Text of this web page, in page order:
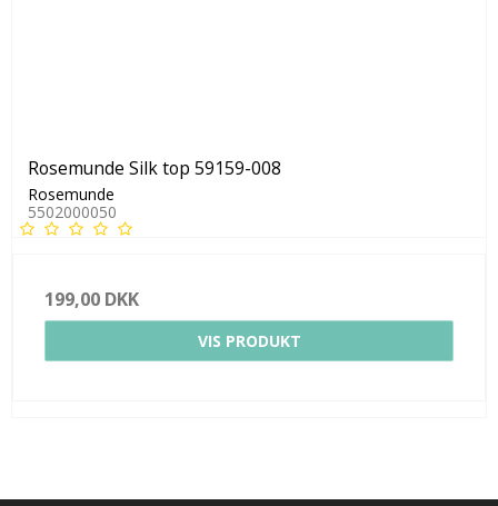
Rosemunde Silk top 59159-008
Rosemunde
5502000050
199,00 DKK
VIS PRODUKT